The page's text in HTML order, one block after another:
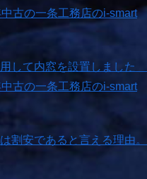
古の一条工務店のi-smart
して内窓を設置しました
古の一条工務店のi-smart
割安であると言える理由。